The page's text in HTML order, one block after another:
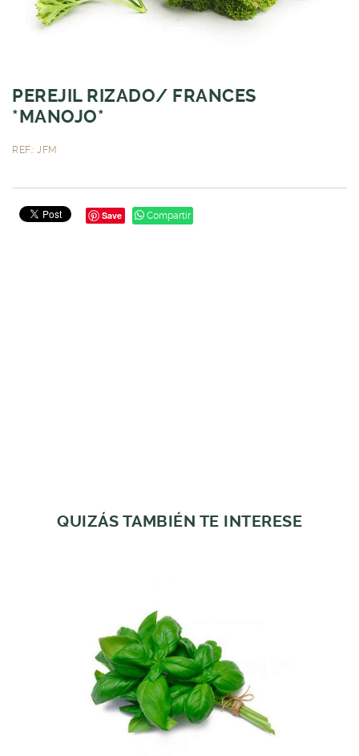
PEREJIL RIZADO/ FRANCES
*MANOJO*
REF.: JFM
Save Compartir
QUIZÁS TAMBIÉN TE INTERESE